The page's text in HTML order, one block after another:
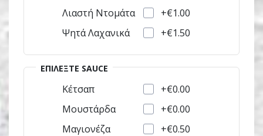
Λιαστή Ντομάτα
+€1.00
Ψητά Λαχανικά
+€1.50
ΕΠΙΛΈΞΤΕ SAUCE
Κέτσαπ
+€0.00
Μουστάρδα
+€0.00
Μαγιονέζα
+€0.50